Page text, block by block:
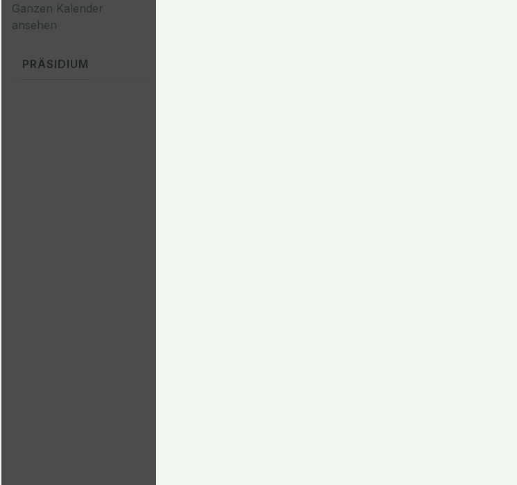
Ganzen Kalender
ansehen
PRÄSIDIUM